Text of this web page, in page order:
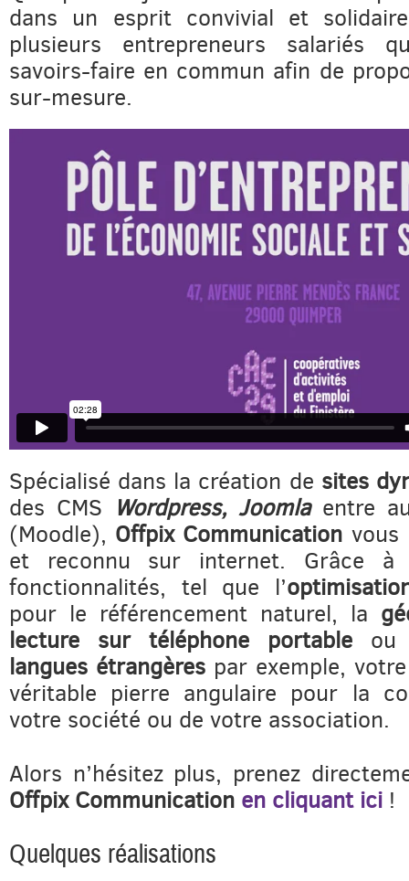
dans un esprit convivial et
plusieurs entrepreneurs salariés
savoirs-faire en commun afin de
sur-mesure.
Spécialisé dans la création de sites
des CMS
Wordpress, Joomla entre
(Moodle), Offpix Communication vous
et reconnu sur internet. Grâce à
fonctionnalités, tel que l’
pour le référencement naturel, la
lecture sur téléphone portable
langues étrangères par exemple,
véritable pierre angulaire pour la
votre société ou de votre association.
Alors n’hésitez plus, prenez
Offpix Communication en cliquant ici !
Quelques réalisations